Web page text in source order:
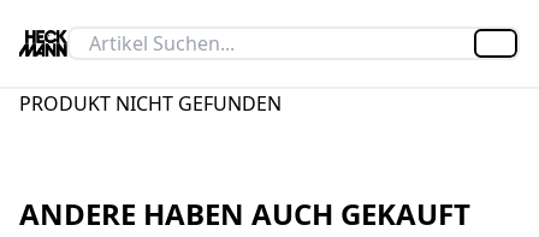
PRODUKT NICHT GEFUNDEN
ANDERE HABEN AUCH GEKAUFT